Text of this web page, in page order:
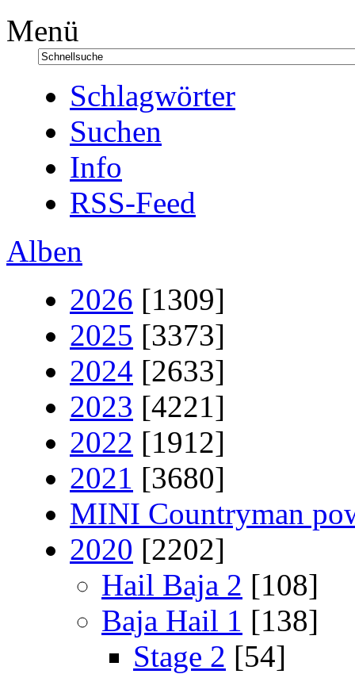
Menü
Schlagwörter
Suchen
Info
RSS-Feed
Alben
2026 [1309]
2025 [3373]
2024 [2633]
2023 [4221]
2022 [1912]
2021 [3680]
MINI Countryman
2020 [2202]
Hail Baja 2 [108]
Baja Hail 1 [138]
Stage 2 [54]